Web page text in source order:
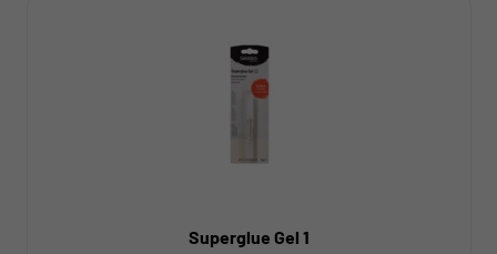
Superglue Gel 1